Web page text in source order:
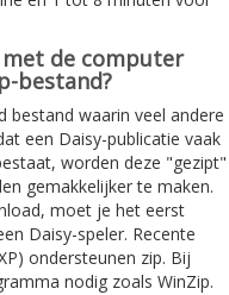
de computer
bestand?
bestand waarin veel andere
een Daisy-publicatie vaak
worden deze "gezipt"
gemakkelijker te maken.
moet je het eerst
Daisy-speler. Recente
ondersteunen zip. Bij
nodig zoals WinZip.